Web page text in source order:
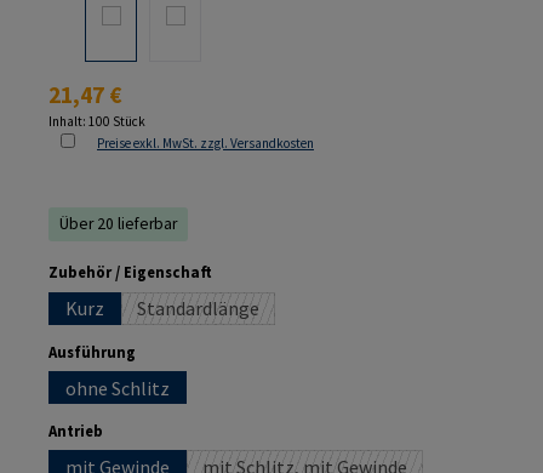
Regulärer Preis:
21,47 €
Inhalt: 100 Stück
Preise exkl. MwSt. zzgl. Versandkosten
Über 20 lieferbar
Zubehör / Eigenschaft
Kurz Standardlänge(Diese Option ist zurzeit nicht verfügbar.)
Ausführung
ohne Schlitz
Antrieb
mit Gewinde mit Schlitz, mit Gewinde